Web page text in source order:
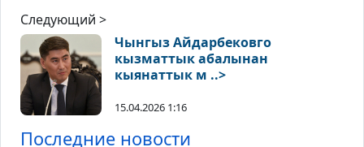
Следующий >
Чынгыз Айдарбековго
кызматтык абалынан
кыянаттык м ..>
15.04.2026 1:16
Последние новости